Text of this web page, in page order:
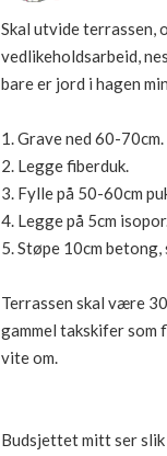
Skal utvide terrassen,
vedlikeholdsarbeid,
bare er jord i hagen
1. Grave ned 60-70cm.
2. Legge fiberduk.
3. Fylle på 50-60cm
4. Legge på 5cm
5. Støpe 10cm
Terrassen skal være
gammel takskifer
vite om.
Budsjettet mitt ser slik